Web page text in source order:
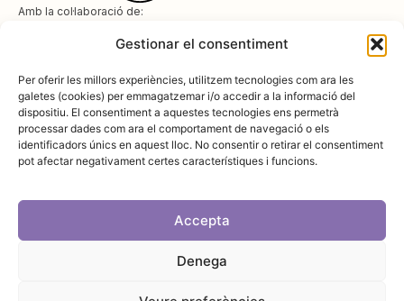
Gestionar el consentiment
Per oferir les millors experiències, utilitzem tecnologies com ara les
galetes (cookies) per emmagatzemar i/o accedir a la informació del
dispositiu. El consentiment a aquestes tecnologies ens permetrà
processar dades com ara el comportament de navegació o els
identificadors únics en aquest lloc. No consentir o retirar el consentiment
pot afectar negativament certes característiques i funcions.
Accepta
Denega
Amb la col·laboració de:
Amb el suport de